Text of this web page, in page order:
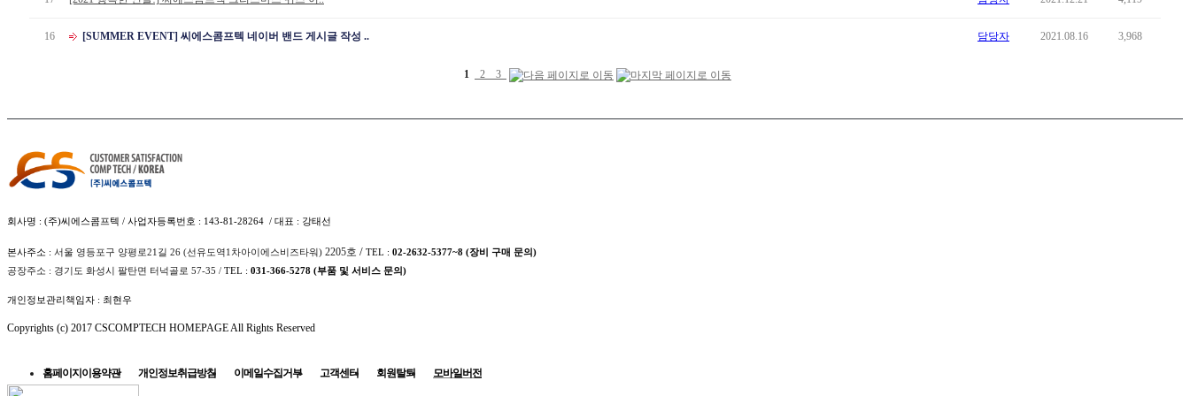
16 [SUMMER EVENT] 씨에스콤프텍 네이버 밴드 게시글 작성 .. 담당자 2021.08.16 3,968
1 2 3
회사명 : (주)씨에스콤프텍 / 사업자등록번호 : 143-81-28264 / 대표 : 강태선
본사주소 : 서울 영등포구 양평로21길 26­ (선유도역1차아이에스비즈타워) 2205호 / TEL : 02-2632-5377~8 (장비 구매 문의)
공장주소 : 경기도 화성시 팔탄면 터넉골로 57-35 / TEL : 031-366-5278 (부품 및 서비스 문의)
개인정보관리책임자 : 최현우
Copyrights (c) 2017 CSCOMPTECH HOMEPAGE All Rights Reserved
홈페이지이용약관 개인정보취급방침 이메일수집거부 고객센터 회원탈퇴 모바일버전